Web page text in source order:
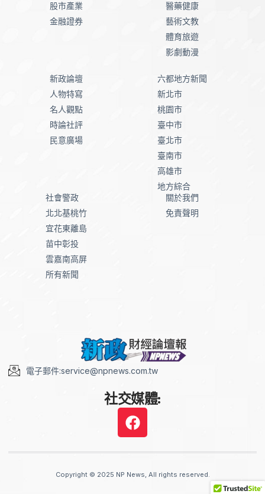
股市產業
金融證券
醫藥健康
藝術文教
體育旅遊
影劇動漫
新政論壇
人物特寫
名人觀點
時論社評
民意廣場
六都地方新聞
新北市
桃園市
臺中市
臺北市
臺南市
高雄市
地方綜合
社會警政
北北基桃竹
宜花東離島
苗中彰投
雲嘉南高屏
所有新聞
關於我們
免責聲明
電子郵件:service@npnews.com.tw
社交媒體:
Copyright © 2025 NP News, All rights reserved.